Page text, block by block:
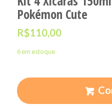
Pokémon Cute
R$110,00
6 em estoque